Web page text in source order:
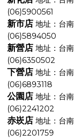
(06)5900561
新市店 地址：台
(06)5894050
新營店 地址：台
(06)6350502
下營店 地址：台
(06)6893118
公園店 地址：台
(06)2241202
赤崁店 地址：台
(06)2201759